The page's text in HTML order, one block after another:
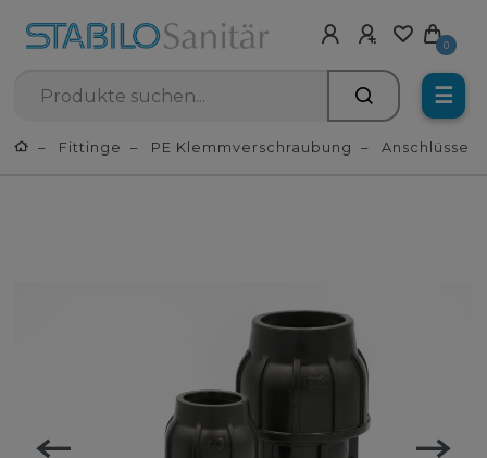
0
☰
Fittinge PE Klemmverschraubung Anschlüsse